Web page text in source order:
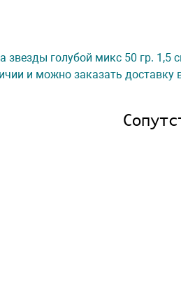
звезды голубой микс 50 гр. 1,5
и можно заказать